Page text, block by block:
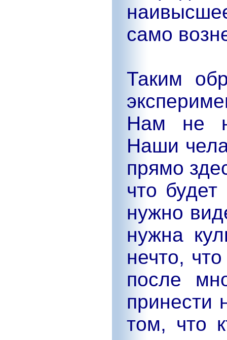
само
Таким
Нам не
Наши
прямо
что
нужно
нужна
нечто,
после
принести
том, что